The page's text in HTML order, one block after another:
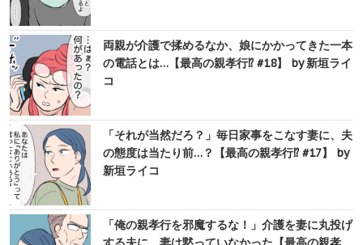
両親が介護で揉めるなか、娘にかかってきた一本
の電話とは…【最高の親孝行⁉︎ #18】 by 新垣ライ
コ
「それが当然だろ？」毎日家事をこなす妻に、夫
の態度は当たり前…？【最高の親孝行⁉︎ #17】 by
新垣ライコ
「俺の親孝行を邪魔するな！」介護を妻に丸投げ